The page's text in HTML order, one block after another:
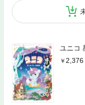
ユニコ
2,376